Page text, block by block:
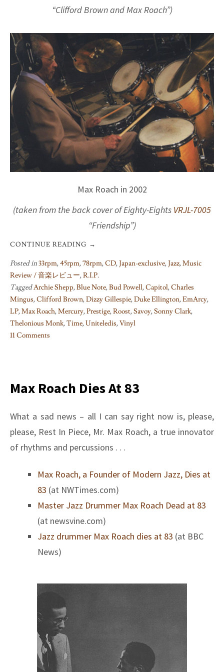
“Clifford Brown and Max Roach”)
Max Roach in 2002
(taken from the back cover of Eighty-Eights VRJL-7005
“Friendship”)
CONTINUE READING →
Posted in33rpm,45rpm,78rpm,CD,Japan-exclusive,Jazz,Music
Review / 音楽レビュー,R.I.P.
TaggedArchie Shepp,Blue Note,Bud Powell,Capitol,Charles
Mingus,Clifford Brown,Dizzy Gillespie,Duke Ellington,EmArcy,
LP,Max Roach,Mercury,Prestige,Roost,Savoy,Sonny Clark,
Thelonious Monk,Time,Uniteledis,Vinyl
11 Comments
a
la
Max Roach Dies At 83
What a sad news – all I can say right now is, please,
please, Rest In Piece, Mr. Max Roach, a true innovator
of rhythms and percussions . . .
Max Roach, a Founder of Modern Jazz, Dies at
83 (at NWTimes.com)
Master Jazz Drummer Max Roach Dead at 83
(at newsvine.com)
Jazz drummer Max Roach dies at 83 (at BBC
News)